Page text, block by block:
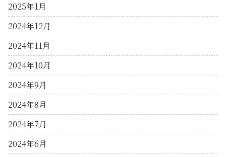
2025年1月
2024年12月
2024年11月
2024年10月
2024年9月
2024年8月
2024年7月
2024年6月